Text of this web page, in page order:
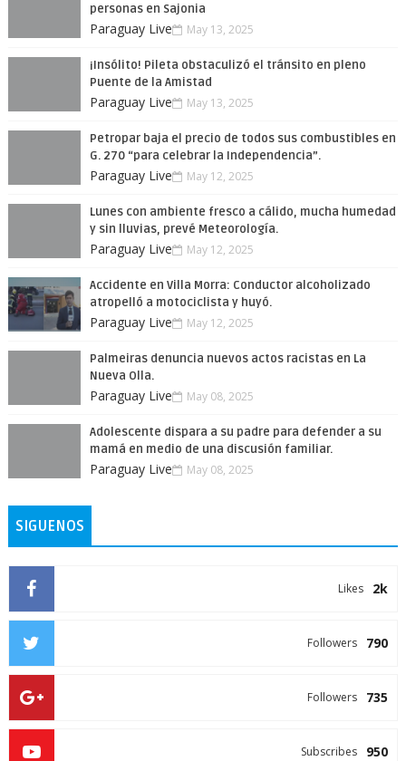
personas en Sajonia
Paraguay Live May 13, 2025
¡Insólito! Pileta obstaculizó el tránsito en pleno
Puente de la Amistad
Paraguay Live May 13, 2025
Petropar baja el precio de todos sus combustibles en
G. 270 “para celebrar la Independencia”.
Paraguay Live May 12, 2025
Lunes con ambiente fresco a cálido, mucha humedad
y sin lluvias, prevé Meteorología.
Paraguay Live May 12, 2025
Accidente en Villa Morra: Conductor alcoholizado
atropelló a motociclista y huyó.
Paraguay Live May 12, 2025
Palmeiras denuncia nuevos actos racistas en La
Nueva Olla.
Paraguay Live May 08, 2025
Adolescente dispara a su padre para defender a su
mamá en medio de una discusión familiar.
Paraguay Live May 08, 2025
SIGUENOS
2k
Likes
790
Followers
735
Followers
950
Subscribes